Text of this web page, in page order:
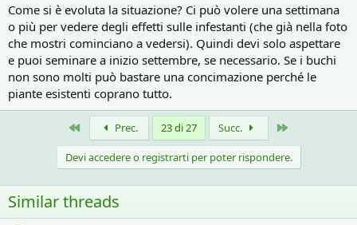
Come si è evoluta la situazione? Ci può volere una settimana
o più per vedere degli effetti sulle infestanti (che già nella foto
che mostri cominciano a vedersi). Quindi devi solo aspettare
e puoi seminare a inizio settembre, se necessario. Se i buchi
non sono molti può bastare una concimazione perché le
piante esistenti coprano tutto.
Primo Prec. 23 di 27 Succ.
Devi accedere o registrarti per poter rispondere.
Similar threads